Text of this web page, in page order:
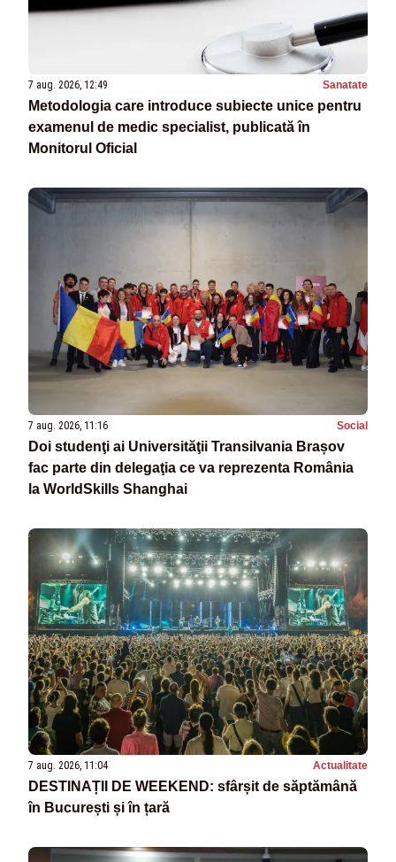
7 aug. 2026, 12:49 Sanatate
Metodologia care introduce subiecte unice pentru
examenul de medic specialist, publicată în
Monitorul Oficial
7 aug. 2026, 11:16 Social
Doi studenţi ai Universităţii Transilvania Brașov
fac parte din delegaţia ce va reprezenta România
la WorldSkills Shanghai
7 aug. 2026, 11:04 Actualitate
DESTINAȚII DE WEEKEND: sfârșit de săptămână
în București și în țară